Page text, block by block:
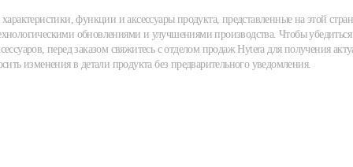
функции и аксессуары продукта, представленные на этой
обновлениями и улучшениями производства. Чтобы
перед заказом свяжитесь с отделом продаж Hytera для получения
изменения в детали продукта без предварительного уведомления.